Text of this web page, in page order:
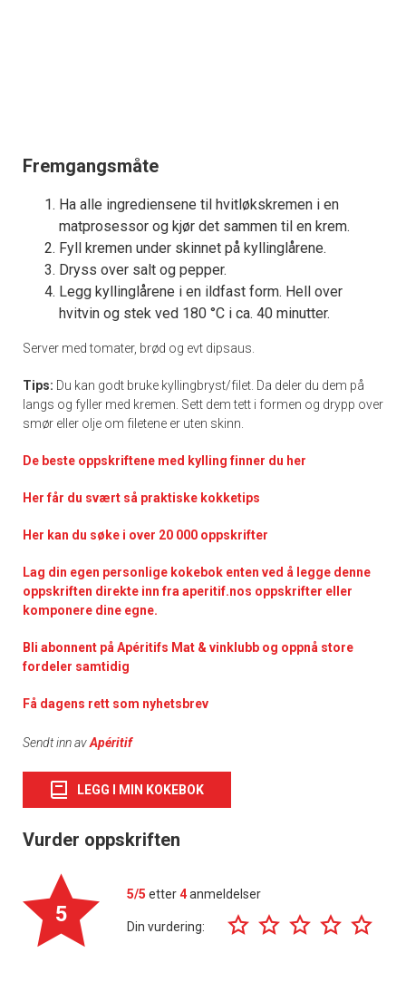
Fremgangsmåte
Ha alle ingrediensene til hvitløkskremen i en
matprosessor og kjør det sammen til en krem.
Fyll kremen under skinnet på kyllinglårene.
Dryss over salt og pepper.
Legg kyllinglårene i en ildfast form. Hell over
hvitvin og stek ved 180 °C i ca. 40 minutter.
Server med tomater, brød og evt dipsaus.
Tips: Du kan godt bruke kyllingbryst/filet. Da deler du dem på
langs og fyller med kremen. Sett dem tett i formen og drypp over
smør eller olje om filetene er uten skinn.
De beste oppskriftene med kylling finner du her
Her får du svært så praktiske kokketips
Her kan du søke i over 20 000 oppskrifter
Lag din egen personlige kokebok enten ved å legge denne
oppskriften direkte inn fra aperitif.nos oppskrifter eller
komponere dine egne.
Bli abonnent på Apéritifs Mat & vinklubb og oppnå store
fordeler samtidig
Få dagens rett som nyhetsbrev
Sendt inn avApéritif
LEGG I MIN KOKEBOK
Vurder oppskriften
5
5/5 etter4anmeldelser
Din vurdering: